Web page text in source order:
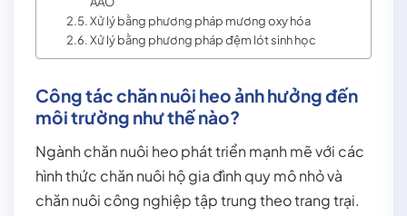
Xử lý bằng phương pháp mương oxy hóa
Xử lý bằng phương pháp đệm lót sinh học
Công tác chăn nuôi heo ảnh hưởng đến
môi trường như thế nào?
Ngành chăn nuôi heo phát triển mạnh mẽ với các
hình thức chăn nuôi hộ gia đình quy mô nhỏ và
chăn nuôi công nghiệp tập trung theo trang trại.